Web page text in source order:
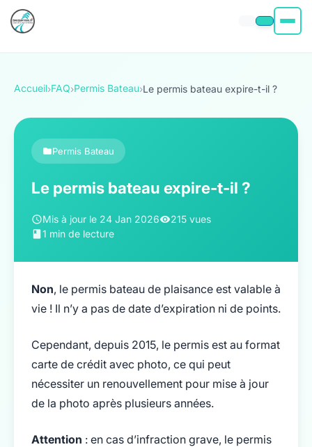
Permis Bateau
À propos
Accueil›FAQ›Permis Bateau›Le permis bateau expire-t-il ?
Permis Bateau
Le permis bateau expire-t-il ?
Mis à jour le 24 Jan 2026
215 vues
1 min de lecture
Non, le permis bateau de plaisance est valable à
vie ! Il n’y a pas de date d’expiration ni de points.
Cependant, depuis 2015, le permis est au format
carte de crédit avec photo, ce qui peut
nécessiter un renouvellement pour mise à jour
de la photo après plusieurs années.
Attention : en cas d’infraction grave, le permis